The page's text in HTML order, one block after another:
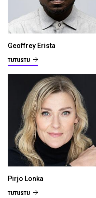
Geoffrey Erista
TUTUSTU
Pirjo Lonka
TUTUSTU